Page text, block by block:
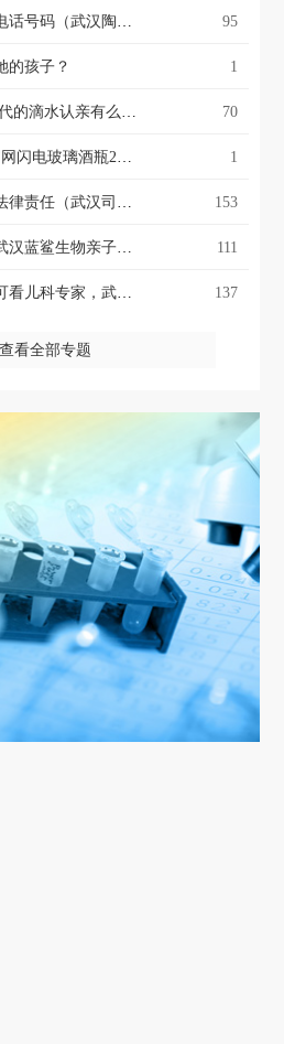
盘小宝儿童乐园电话号码（武汉陶艺亲子鉴定机构2万平网红亲子乐园盘小宝登陆武汉） 95
的孩子？ 1
古代亲子鉴定:古代的滴水认亲有么有道理呢？(古代滴水认亲) 70
779元，特斯拉官网闪电玻璃酒瓶2天全部售罄！网友：智商鉴定器 1
亲子鉴定错误负法律责任（武汉司法亲子鉴定报告与“亲子鉴定”相关的司法案例数据分析报告） 153
新品牌有什么（武汉蓝鲨生物亲子鉴定机构万字复盘：10个新品牌如何度过“很难”的2021？） 111
江夏儿童家门口可看儿科专家，武汉儿童医院专家“牵手”江夏区妇幼保健院 137
查看全部专题